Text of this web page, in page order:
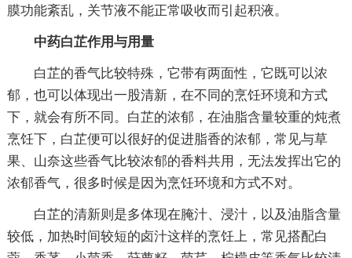
膜功能紊乱，关节液不能正常吸收而引起积液。
中药白芷作用与用量
白芷的香气比较特殊，它带有两面性，它既可以浓
郁，也可以体现出一股清新，在不同的烹饪环境和方式
下，就会有所不同。白芷的浓郁，在油脂含量较重的炖煮
烹饪下，白芷便可以很好的促进脂香的浓郁，常见与草
果、山奈这些香气比较浓郁的香料共用，无法发挥出它的
浓郁香气，很多时候是因为烹饪环境和方式不对。
白芷的清新则是多体现在腌汁、浸汁，以及油脂含量
较低，加热时间较短的卤汁这样的烹饪上，常见搭配白